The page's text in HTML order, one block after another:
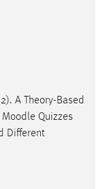
A Theory-Based
Moodle Quizzes
Different